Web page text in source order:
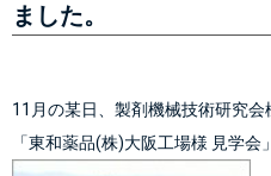
ました。
11月の某日、製剤機械技術研究
「東和薬品(株)大阪工場様 見学会